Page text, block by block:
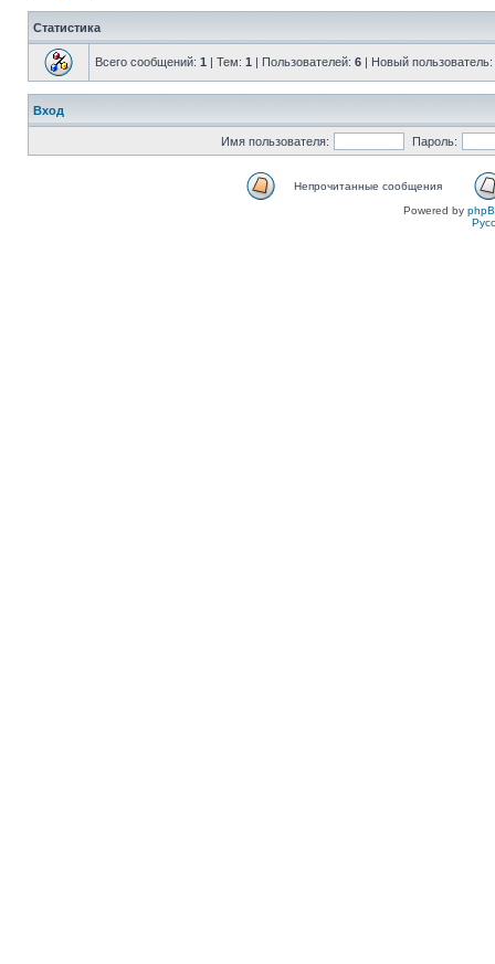
Статистика
Всего сообщений: 1 | Тем: 1 | Пользователей: 6 | Новый пользователь:
Вход
Имя пользователя: Пароль:
Непрочитанные сообщения
Powered by